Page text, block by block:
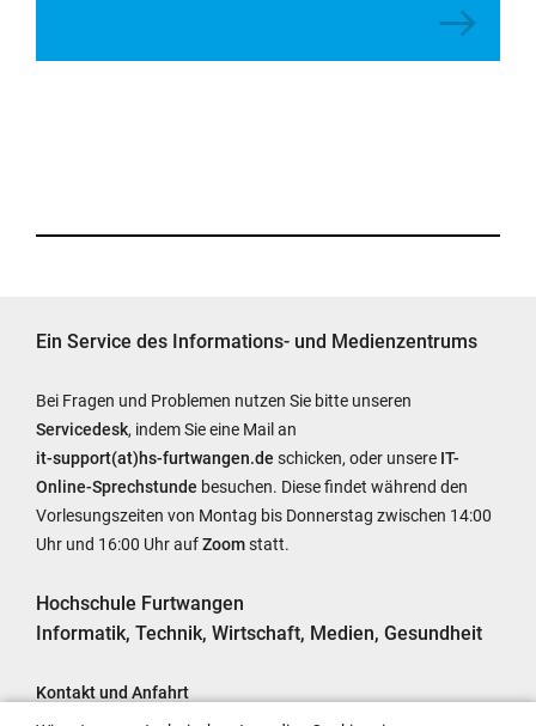
Ein Service des Informations- und Medienzentrums
Bei Fragen und Problemen nutzen Sie bitte unseren
Servicedesk, indem Sie eine Mail an
it-support(at)hs-furtwangen.de schicken, oder unsere IT-
Online-Sprechstunde besuchen. Diese findet während den
Vorlesungszeiten von Montag bis Donnerstag zwischen 14:00
Uhr und 16:00 Uhr aufZoomstatt.
Hochschule Furtwangen
Informatik, Technik, Wirtschaft, Medien, Gesundheit
Kontakt und Anfahrt
Impressum